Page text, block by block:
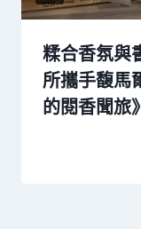
糅合香氛與
所攜手馥馬
的閱香聞旅​》